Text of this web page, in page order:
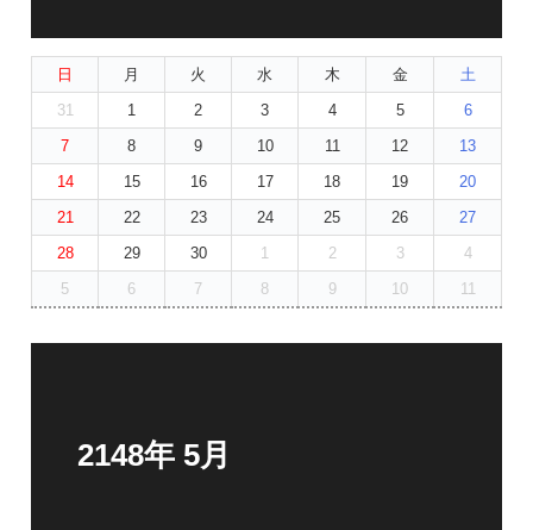
日 月 火 水 木 金
土
31
1 2 3 4 5
6
7
8 9 10 11 12
13
14
15 16 17 18 19
20
21
22 23 24 25 26
27
28
29 30 1 2 3
4
5
6 7 8 9 10 11
2148年 5月